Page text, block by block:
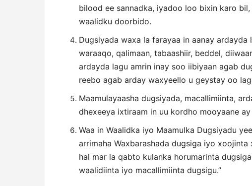
bilood ee sannadka, iyadoo loo bixin karo
waalidku doorbido.
Dugsiyada waxa la farayaa in aanay
waraaqo, qalimaan, tabaashiir, beddel,
ardayda lagu amrin inay soo iibiyaan agab
reebo agab arday waxyeello u geystay oo
Maamulayaasha dugsiyada, macallimiinta,
dhexeeya ixtiraam in uu kordho mooyaane
Waa in Waalidka iyo Maamulka Dugsiyadu
arrimaha Waxbarashada dugsiga iyo
hal mar la qabto kulanka horumarinta
waalidiinta iyo macallimiinta dugsigu.”